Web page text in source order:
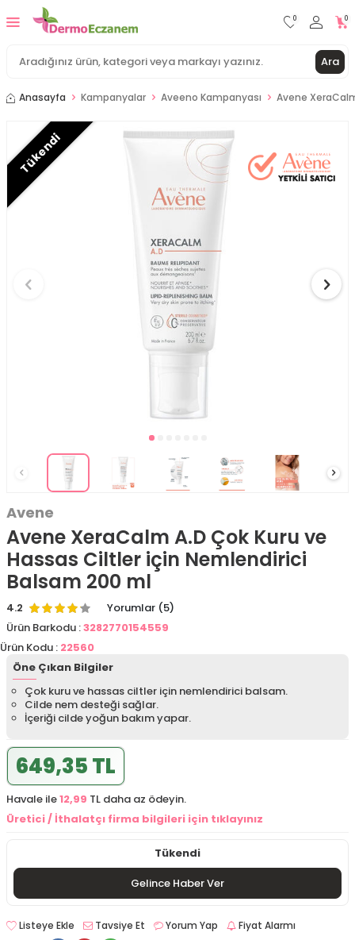
Ara
0 0
Anasayfa Kampanyalar Aveeno Kampanyası Avene
Tükendi
Avene
Avene XeraCalm A.D Çok Kuru ve
Hassas Ciltler için Nemlendirici
Balsam 200 ml
4.2
Yorumlar (5)
Ürün Barkodu :3282770154559
Ürün Kodu : 22560
Öne Çıkan Bilgiler
Çok kuru ve hassas ciltler için nemlendirici balsam.
Cilde nem desteği sağlar.
İçeriği cilde yoğun bakım yapar.
649,35 TL
Havale ile12,99 TL daha az ödeyin.
Üretici / İthalatçı firma bilgileri için tıklayınız
Tükendi
Gelince Haber Ver
Listeye Ekle Tavsiye Et Yorum Yap Fiyat Alarmı